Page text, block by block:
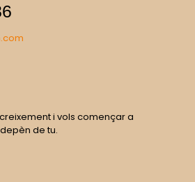
i vols començar a
de tu.